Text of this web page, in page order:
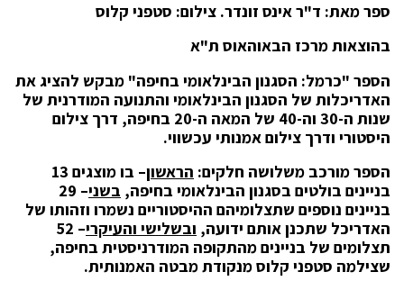
ספר מאת: ד"ר אינס זונדר. צילום: סטפני קלוס
בהוצאות מרכז הבאוהאוס ת"א
הספר "כרמל: הסגנון הבינלאומי בחיפה" מבקש להציג את
האדריכלות של הסגנון הבינלאומי והתנועה המודרנית של
שנות ה-30 וה-40 של המאה ה-20 בחיפה, דרך צילום
היסטורי ודרך צילום אמנותי עכשווי.
הספר מורכב משלושה חלקים: הראשון
– בו מוצגים 13
בניינים בולטים בסגנון הבינלאומי בחיפה, בשני
– 29
בניינים נוספים שתצלומיהם ההיסטוריים נשמרו וזהותו של
האדריכל שתכנן אותם ידועה, ובשלישי והעיקרי
– 52
תצלומים של בניינים מהתקופה המודרניסטית בחיפה,
שצילמה סטפני קלוס מנקודת מבטה האמנותית.